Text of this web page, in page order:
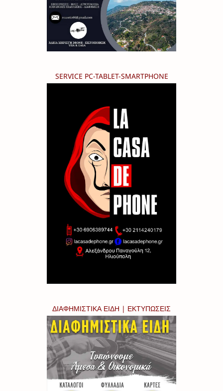
SERVICE PC-TABLET-SMARTPHONE
ΔΙΑΦΗΜΙΣΤΙΚΑ ΕΙΔΗ | ΕΚΤΥΠΩΣΕΙΣ